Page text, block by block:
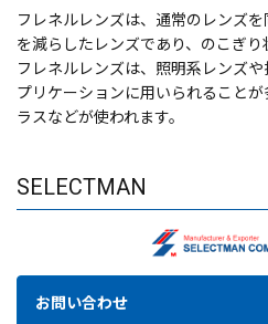
フレネルレンズは、通常のレンズ
を減らしたレンズであり、のこぎり
フレネルレンズは、照明系レンズ
プリケーションに用いられること
ラスなどが使われます。
SELECTMAN
お問い合わせ